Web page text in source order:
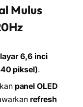
Mulus
layar 6,6 inci
piksel).
panel OLED
refresh